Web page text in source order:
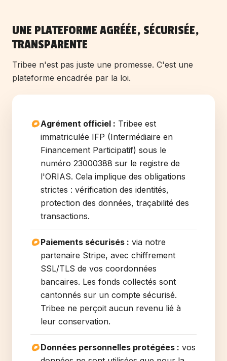
UNE PLATEFORME AGRÉÉE, SÉCURISÉE,
TRANSPARENTE
Tribee n'est pas juste une promesse. C'est une
plateforme encadrée par la loi.
Agrément officiel : Tribee est
immatriculée IFP (Intermédiaire en
Financement Participatif) sous le
numéro 23000388 sur le registre de
l'ORIAS. Cela implique des obligations
strictes : vérification des identités,
protection des données, traçabilité des
transactions.
Paiements sécurisés : via notre
partenaire Stripe, avec chiffrement
SSL/TLS de vos coordonnées
bancaires. Les fonds collectés sont
cantonnés sur un compte sécurisé.
Tribee ne perçoit aucun revenu lié à
leur conservation.
Données personnelles protégées : vos